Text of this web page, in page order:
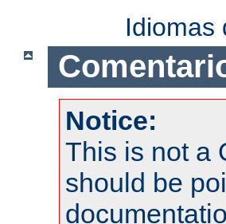
Notice:
This is not a
should be